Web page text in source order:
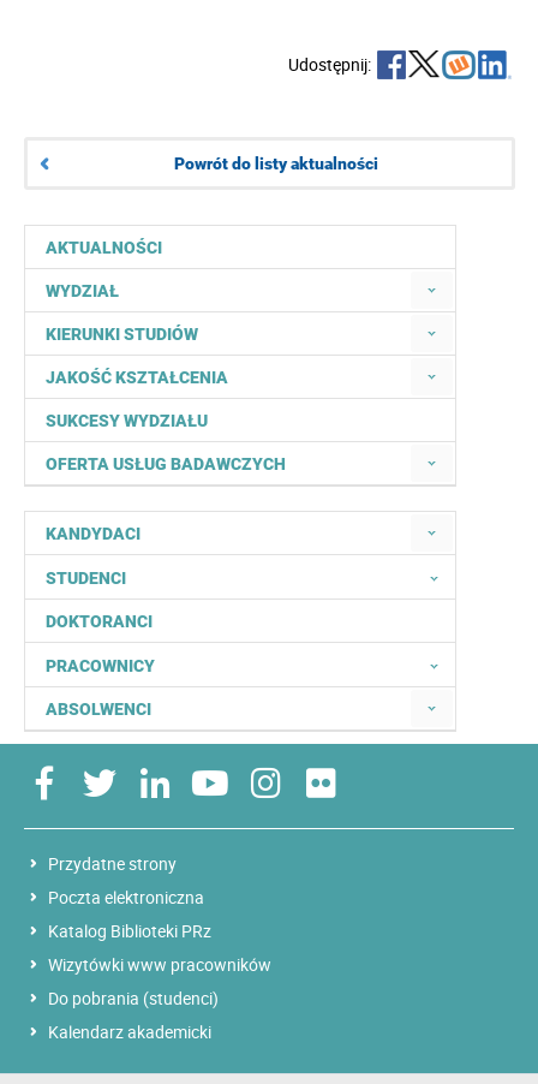
AKTUALNOŚCI
WYDZIAŁ
KIERUNKI STUDIÓW
JAKOŚĆ KSZTAŁCENIA
SUKCESY WYDZIAŁU
OFERTA USŁUG BADAWCZYCH
KANDYDACI
STUDENCI
DOKTORANCI
PRACOWNICY
ABSOLWENCI
Udostępnij:
Powrót do listy aktualności
Przydatne strony
Poczta elektroniczna
Katalog Biblioteki PRz
Wizytówki www pracowników
Do pobrania (studenci)
Kalendarz akademicki